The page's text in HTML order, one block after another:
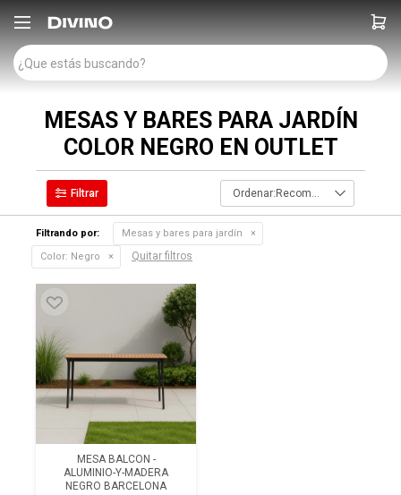

MESAS Y BARES PARA JARDÍN
COLOR NEGRO EN OUTLET
Recomendados
Filtrando por:
Mesas y bares para jardín
Color: Negro Quitar filtros
MESA BALCON -
ALUMINIO-Y-MADERA
NEGRO BARCELONA